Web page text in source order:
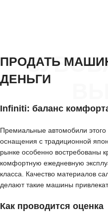
ПРОДАТЬ
ДЕНЬГИ
Infiniti: баланс
Премиальные автомобили
оснащения с традиционной
рынке особенно востребованы
комфортную ежедневную
класса. Качество материалов
делают такие машины
Как проводится оценка